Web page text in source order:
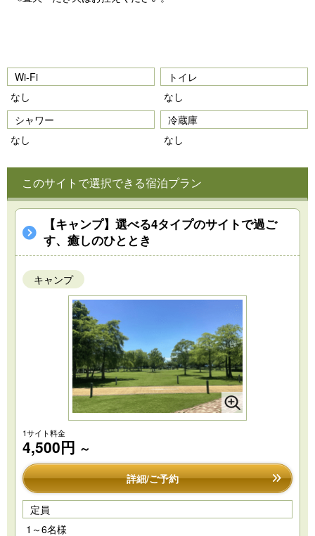
Wi-Fi
なし
トイレ
なし
シャワー
なし
冷蔵庫
なし
このサイトで選択できる宿泊プラン
【キャンプ】選べる4タイプのサイトで過ご
す、癒しのひととき
キャンプ
1サイト料金
4,500円 ～
詳細/ご予約
定員
1～6名様